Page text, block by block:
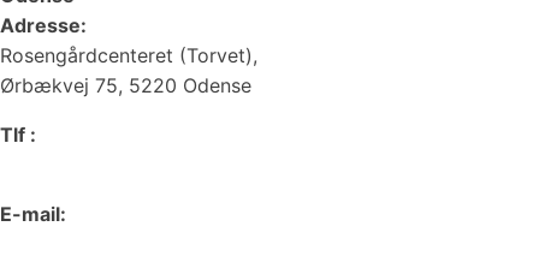
Adresse:
Rosengårdcenteret (Torvet),
Ørbækvej 75, 5220 Odense
Tlf :
E-mail: